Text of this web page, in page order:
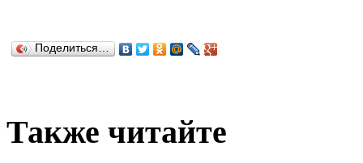
Поделиться…
Также читайте